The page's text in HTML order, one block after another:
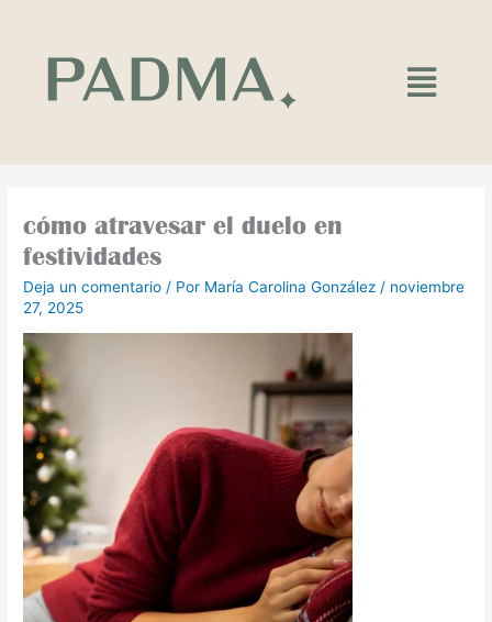
contenido
Main
Menu
cómo atravesar el duelo en
festividades
Deja un comentario / Por María Carolina González / noviembre
27, 2025